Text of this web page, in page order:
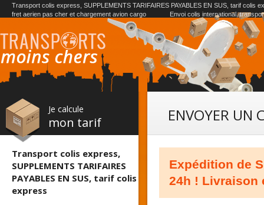
Transport colis express, SUPPLEMENTS TARIFAIRES PAYABLES EN SUS, tarif colis
fret aerien pas cher et chargement avion cargo
Envoi colis international,
Je calcule
mon tarif
Transport colis express,
SUPPLEMENTS TARIFAIRES
PAYABLES EN SUS, tarif colis
express
ENVOYER UN
Expédition de
24h ! Livraison